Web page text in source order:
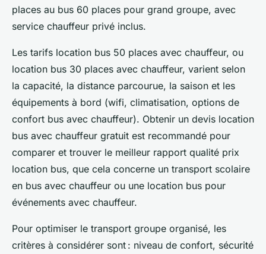
places au bus 60 places pour grand groupe, avec
service chauffeur privé inclus.
Les tarifs location bus 50 places avec chauffeur, ou
location bus 30 places avec chauffeur, varient selon
la capacité, la distance parcourue, la saison et les
équipements à bord (wifi, climatisation, options de
confort bus avec chauffeur). Obtenir un devis location
bus avec chauffeur gratuit est recommandé pour
comparer et trouver le meilleur rapport qualité prix
location bus, que cela concerne un transport scolaire
en bus avec chauffeur ou une location bus pour
événements avec chauffeur.
Pour optimiser le transport groupe organisé, les
critères à considérer sont : niveau de confort, sécurité